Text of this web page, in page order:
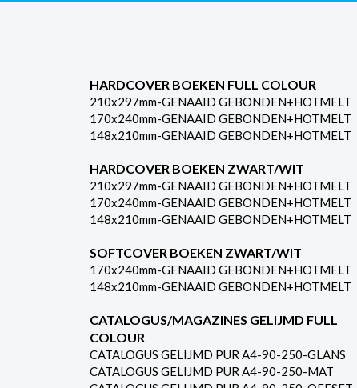
HARDCOVER BOEKEN FULL COLOUR
210x297mm-GENAAID GEBONDEN+HOTMELT
170x240mm-GENAAID GEBONDEN+HOTMELT
148x210mm-GENAAID GEBONDEN+HOTMELT
HARDCOVER BOEKEN ZWART/WIT
210x297mm-GENAAID GEBONDEN+HOTMELT
170x240mm-GENAAID GEBONDEN+HOTMELT
148x210mm-GENAAID GEBONDEN+HOTMELT
SOFTCOVER BOEKEN ZWART/WIT
170x240mm-GENAAID GEBONDEN+HOTMELT
148x210mm-GENAAID GEBONDEN+HOTMELT
CATALOGUS/MAGAZINES GELIJMD FULL
COLOUR
CATALOGUS GELIJMD PUR A4-90-250-GLANS
CATALOGUS GELIJMD PUR A4-90-250-MAT